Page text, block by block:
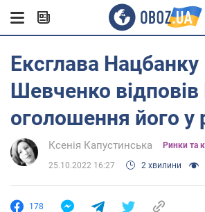
Ексглава Нацбанку
Шевченко
оголошення його у
Ксенія Капустинська Ринки та
25.10.2022 16:27 2 хвилини
178